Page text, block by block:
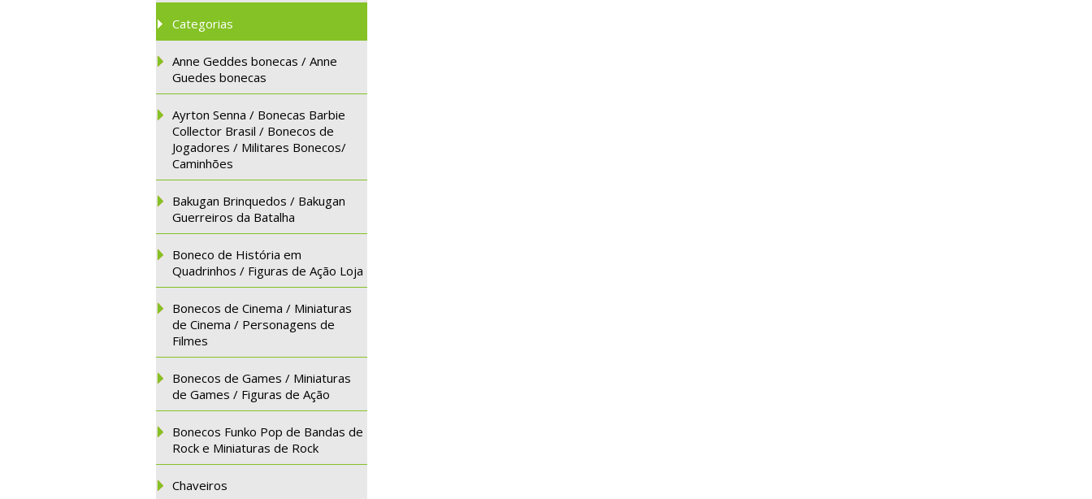
Categorias
Anne Geddes bonecas / Anne
Guedes bonecas
Ayrton Senna / Bonecas Barbie
Collector Brasil / Bonecos de
Jogadores / Militares Bonecos/
Caminhões
Bakugan Brinquedos / Bakugan
Guerreiros da Batalha
Boneco de História em
Quadrinhos / Figuras de Ação Loja
Bonecos de Cinema / Miniaturas
de Cinema / Personagens de
Filmes
Bonecos de Games / Miniaturas
de Games / Figuras de Ação
Bonecos Funko Pop de Bandas de
Rock e Miniaturas de Rock
Chaveiros